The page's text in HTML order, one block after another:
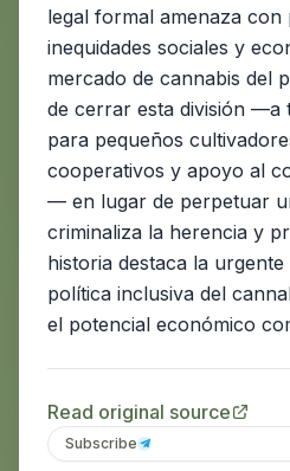
legal formal amenaza
inequidades sociales y
mercado de cannabis del
de cerrar esta división —a
para pequeños
cooperativos y apoyo al
— en lugar de perpetuar
criminaliza la herencia y
historia destaca la
política inclusiva del
el potencial económico
Read original source
Subscribe